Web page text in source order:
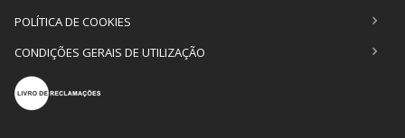
POLÍTICA DE COOKIES
CONDIÇÕES GERAIS DE UTILIZAÇÃO